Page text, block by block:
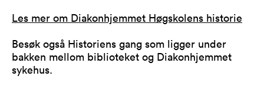
Les mer om Diakonhjemmet Høgskolens historie
Besøk også Historiens gang som ligger under
bakken mellom biblioteket og Diakonhjemmet
sykehus.